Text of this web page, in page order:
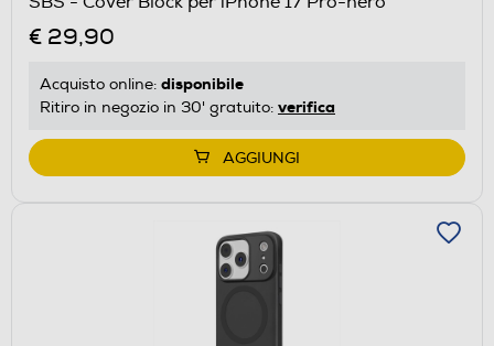
€ 29,90
Acquisto online: disponibile
Ritiro in negozio in 30' gratuito: verifica
AGGIUNGI